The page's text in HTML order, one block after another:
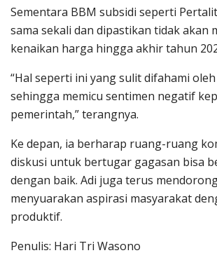
Sementara BBM subsidi seperti
sama sekali dan dipastikan tidak akan
kenaikan harga hingga akhir tahun
“Hal seperti ini yang sulit difahami
sehingga memicu sentimen negatif
pemerintah,” terangnya.
Ke depan, ia berharap ruang-ruang
diskusi untuk bertugar gagasan bisa
dengan baik. Adi juga terus
menyuarakan aspirasi masyarakat
produktif.
Penulis: Hari Tri Wasono